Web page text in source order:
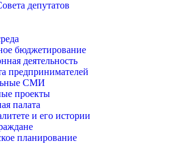
депутатов
бюджетирование
деятельность
предпринимателей
СМИ
проекты
палата
и его истории
планирование